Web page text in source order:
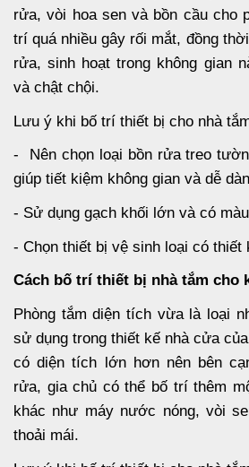
rửa, vòi hoa sen và bồn cầu cho
trí quá nhiều gây rối mắt, đồng
rửa, sinh hoạt trong không gian
và chật chội.
Lưu ý khi bố trí thiết bị cho nhà
- Nên chọn loại bồn rửa treo
giúp tiết kiệm không gian và dễ
- Sử dụng gạch khối lớn và có
- Chọn thiết bị vệ sinh loại có thiết
Cách bố trí thiết bị nhà tắm cho
Phòng tắm diện tích vừa là loại
sử dụng trong thiết kế nhà cửa
có diện tích lớn hơn nên bên
rửa, gia chủ có thể bố trí thêm
khác như máy nước nóng, vòi
thoải mái.